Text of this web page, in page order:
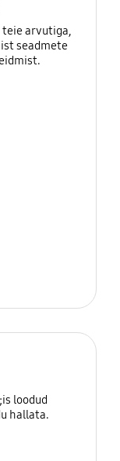
teie arvutiga,
seadmete
loodud
hallata.